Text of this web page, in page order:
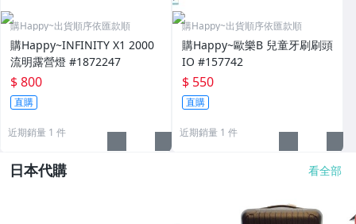
購Happy~出貨順序依匯款順
購Happy~INFINITY X1 2000
流明露營燈 #1872247
$ 800
直購
近期銷量 1 件
購Happy~出貨順序依匯款順
購Happy~歐樂B 兒童牙刷刷頭
IO #157742
$ 550
直購
近期銷量 1 件
日本代購 看全部